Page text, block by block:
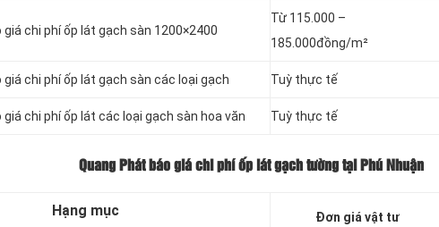
giá chi phí ốp lát gạch sàn 1200×2400
Từ 115.000 –
185.000đồng/m²
giá chi phí ốp lát gạch sàn các loại gạch Tuỳ thực tế
giá chi phí ốp lát các loại gạch sàn hoa văn Tuỳ thực tế
Quang Phát báo giá chi phí ốp lát gạch tường tại Phú Nhuận
Hạng mục Đơn giá vật tư